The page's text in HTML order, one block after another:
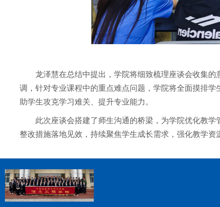
龙泽慧在总结中提出，学院将细致梳理座谈会收集
调，针对专业课程中的重点难点问题，学院将全面摸排
助学生攻克学习难关、提升专业能力。
此次座谈会搭建了师生沟通的桥梁，为学院优化教
整改措施落地见效，持续聚焦学生成长需求，强化教学资